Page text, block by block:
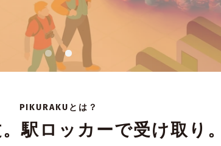
PIKURAKUとは？
駅ロッカーで受け取り。